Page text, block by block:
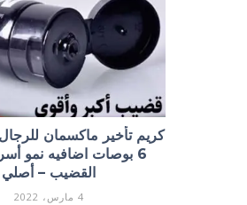
6 بوصات اضافيه نمو
القضيب – أصلي
4 مارس، 2022